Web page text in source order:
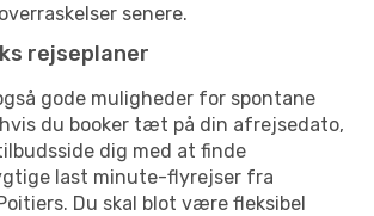
senere.
rejseplaner
gode muligheder for spontane
du booker tæt på din afrejsedato,
dig med at finde
last minute-flyrejser fra
Du skal blot være fleksibel